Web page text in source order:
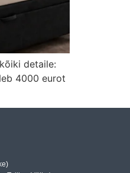
detaile:
4000 eurot